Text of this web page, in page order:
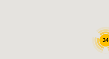
34